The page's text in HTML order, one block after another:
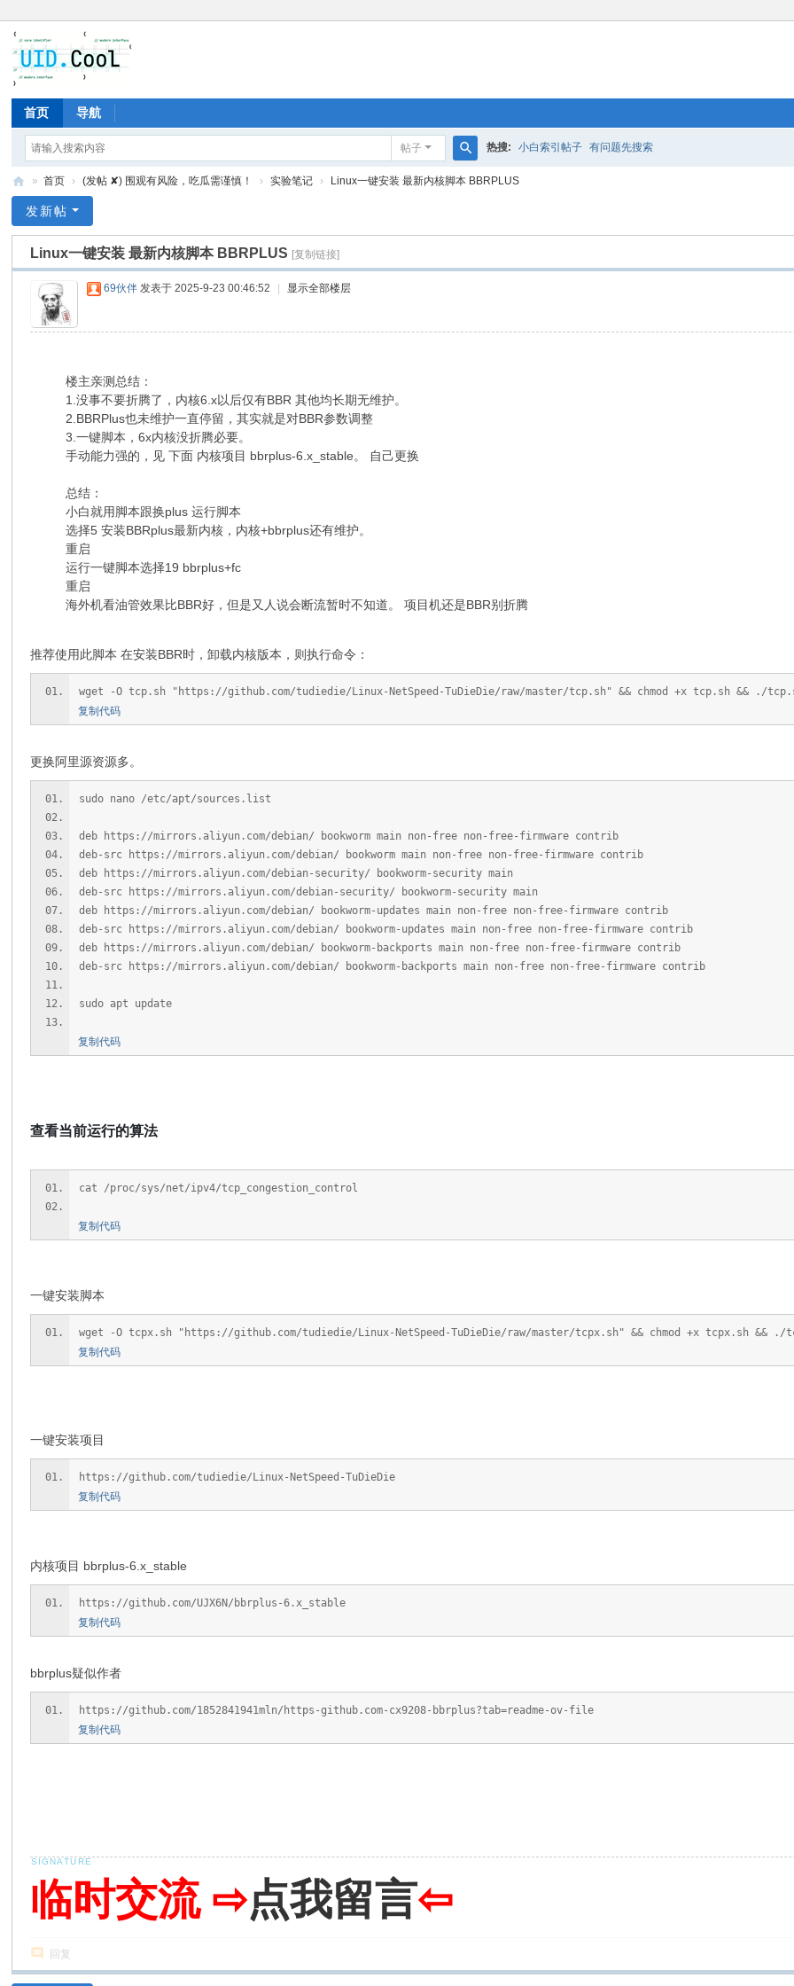
首页 导航
帖子
搜
热搜: 小白索引帖子 有问题先搜索
爱
» 首页 › (发帖 ✘) 围观有风险，吃瓜需谨慎！ › 实验笔记 › Linux一键安装 最新内核脚本 BBRPLUS
发新帖
Linux一键安装 最新内核脚本 BBRPLUS [复制链接]
69伙伴 发表于 2025-9-23 00:46:52 显示全部楼层
楼主亲测总结：
1.没事不要折腾了，内核6.x以后仅有BBR 其他均长期无维护。
2.BBRPlus也未维护一直停留，其实就是对BBR参数调整
3.一键脚本，6x内核没折腾必要。
手动能力强的，见 下面 内核项目 bbrplus-6.x_stable。 自己更换
总结：
小白就用脚本跟换plus 运行脚本
选择5 安装BBRplus最新内核，内核+bbrplus还有维护。
重启
运行一键脚本选择19 bbrplus+fc
重启
海外机看油管效果比BBR好，但是又人说会断流暂时不知道。 项目机还是BBR别折腾
推荐使用此脚本 在安装BBR时，卸载内核版本，则执行命令：
wget -O tcp.sh "https://github.com/tudiedie/Linux-NetSpeed-TuDieDie/raw/master/tcp.sh" && chmod +x tcp.sh && ./
复制代码
更换阿里源资源多。
sudo nano /etc/apt/sources.list
deb https://mirrors.aliyun.com/debian/ bookworm main non-free non-free-firmware contrib
deb-src https://mirrors.aliyun.com/debian/ bookworm main non-free non-free-firmware contrib
deb https://mirrors.aliyun.com/debian-security/ bookworm-security main
deb-src https://mirrors.aliyun.com/debian-security/ bookworm-security main
deb https://mirrors.aliyun.com/debian/ bookworm-updates main non-free non-free-firmware contrib
deb-src https://mirrors.aliyun.com/debian/ bookworm-updates main non-free non-free-firmware contrib
deb https://mirrors.aliyun.com/debian/ bookworm-backports main non-free non-free-firmware contrib
deb-src https://mirrors.aliyun.com/debian/ bookworm-backports main non-free non-free-firmware contrib
sudo apt update
复制代码
查看当前运行的算法
cat /proc/sys/net/ipv4/tcp_congestion_control
复制代码
一键安装脚本
wget -O tcpx.sh "https://github.com/tudiedie/Linux-NetSpeed-TuDieDie/raw/master/tcpx.sh" && chmod +x tcpx.sh && ./
复制代码
一键安装项目
https://github.com/tudiedie/Linux-NetSpeed-TuDieDie
复制代码
内核项目 bbrplus-6.x_stable
https://github.com/UJX6N/bbrplus-6.x_stable
复制代码
bbrplus疑似作者
https://github.com/1852841941mln/https-github.com-cx9208-bbrplus?tab=readme-ov-file
复制代码
临时交流 ⇨点我留言⇦
回复